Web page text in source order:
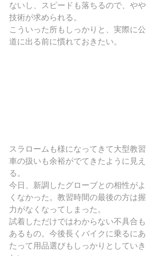
ないし、スピードも落ちるので、やや
技術が求められる。
こういった所もしっかりと、実際に公
道に出る前に慣れておきたい。
スラロームも様になってきて大型教習
車の扱いも余裕がでてきたように見え
る。
今日、新調したグローブとの相性がよ
くなかった。教習時間の最後の方は握
力がなくなってしまった。
試着しただけではわからない不具合も
あるもの。今後長くバイクに乗るにあ
たって用品選びもしっかりとしていき